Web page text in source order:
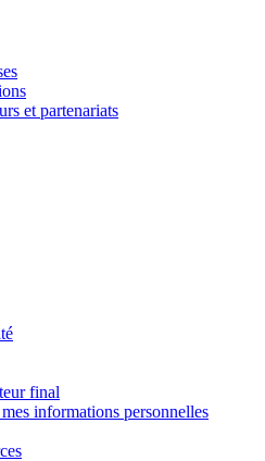
et partenariats
final
informations personnelles